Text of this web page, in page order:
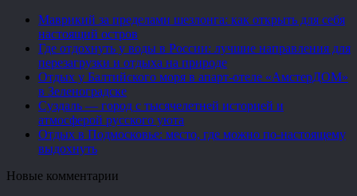
Маврикий за пределами шезлонга: как открыть для себя
настоящий остров
Где отдохнуть у воды в России: лучшие направления для
перезагрузки и отдыха на природе
Отдых у Балтийского моря в апарт-отеле «АмстерДОМ»
в Зеленоградске
Суздаль — город с тысячелетней историей и
атмосферой русского уюта
Отдых в Подмосковье: место, где можно по-настоящему
выдохнуть
Новые комментарии